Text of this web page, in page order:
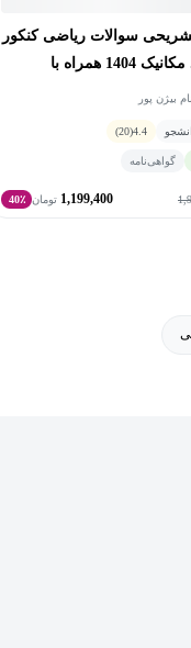
سوالات ریاضی کنکور
ارشد مکانیک 1404 همراه با
کامل و نکات تستیبیژن پور
4.4
(20)
گواهی‌نامه
1,199,400 تومان 40٪